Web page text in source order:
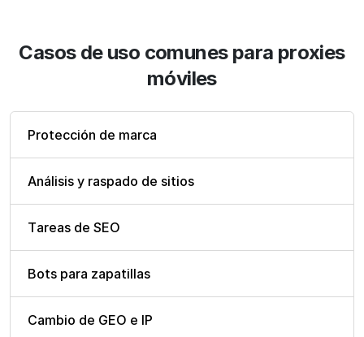
Casos de uso comunes para proxies
móviles
Protección de marca
Análisis y raspado de sitios
Tareas de SEO
Bots para zapatillas
Cambio de GEO e IP